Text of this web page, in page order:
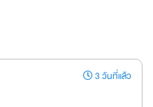
3 วันที่แล้ว